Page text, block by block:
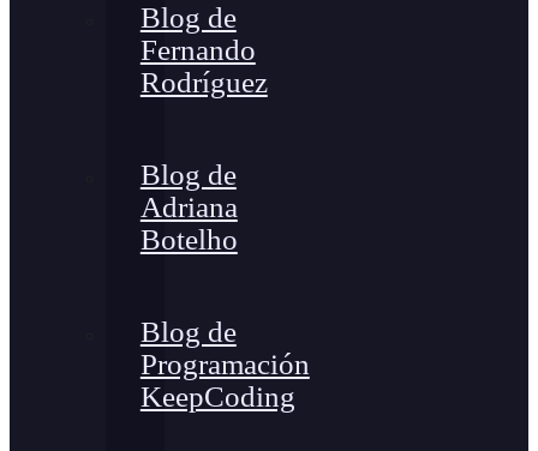
Blog de
Fernando
Rodríguez
Blog de
Adriana
Botelho
Blog de
Programación
KeepCoding